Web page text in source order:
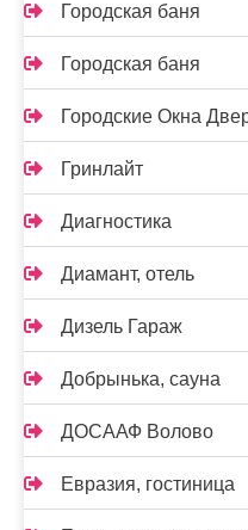
Городская баня
Городская баня
Городские Окна
Гринлайт
Диагностика
Диамант, отель
Дизель Гараж
Добрынька, сауна
ДОСААФ Волово
Евразия, гостиница